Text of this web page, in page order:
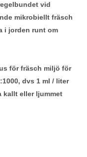
vid
mikrobiellt fräsch
i jorden runt om
för fräsch miljö för
dvs 1 ml / liter
kallt eller ljummet